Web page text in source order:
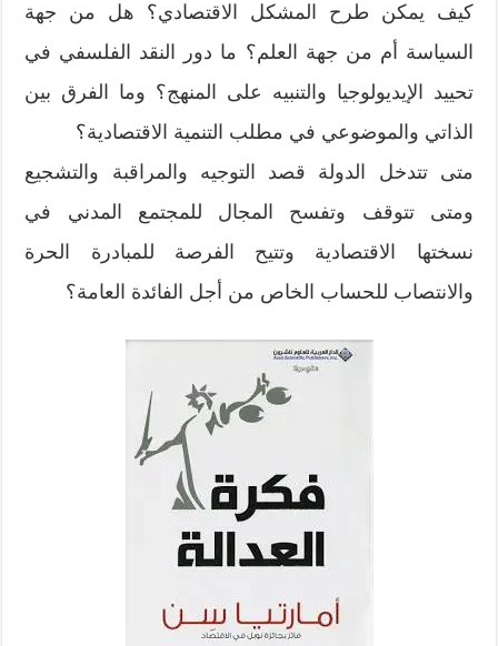
كيف يمكن طرح المشكل الاقتصادي؟ هل من جهة
السياسة أم من جهة العلم؟ ما دور النقد الفلسفي في
تحييد الإيديولوجيا والتنبيه على المنهج؟ وما الفرق بين
الذاتي والموضوعي في مطلب التنمية الاقتصادية؟
متى تتدخل الدولة قصد التوجيه والمراقبة والتشجيع
ومتى تتوقف وتفسح المجال للمجتمع المدني في
نسختها الاقتصادية وتتيح الفرصة للمبادرة الحرة
والانتصاب للحساب الخاص من أجل الفائدة العامة؟